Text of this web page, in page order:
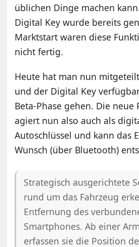
üblichen Dinge machen
Digital Key wurde bereits
Marktstart waren diese
nicht fertig.
Heute hat man nun
und der Digital Key
Beta-Phase gehen. Die neue
agiert nun also auch als
Autoschlüssel und kann das
Wunsch (über Bluetooth)
Strategisch ausgerichtete
rund um das Fahrzeug
Entfernung des
Smartphones. Ab einer
erfassen sie die Position